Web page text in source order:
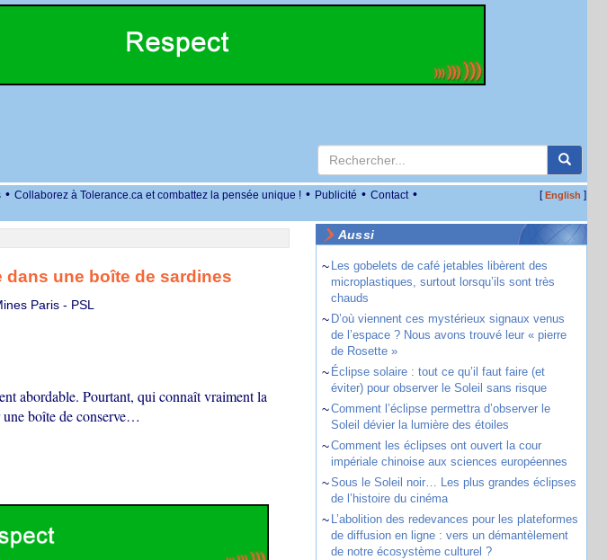
• Collaborez à Tolerance.ca et combattez la pensée unique ! • Publicité • Contact • [English ]
dans une boîte de sardines
Paris - PSL
abordable. Pourtant, qui connaît vraiment la
une boîte de conserve…
Aussi
~ Les gobelets de café jetables libèrent des
microplastiques, surtout lorsqu’ils sont très
chauds
~ D’où viennent ces mystérieux signaux venus
de l’espace ? Nous avons trouvé leur « pierre
de Rosette »
~ Éclipse solaire : tout ce qu’il faut faire (et
éviter) pour observer le Soleil sans risque
~Comment l’éclipse permettra d’observer le
Soleil dévier la lumière des étoiles
~Comment les éclipses ont ouvert la cour
impériale chinoise aux sciences européennes
~Sous le Soleil noir… Les plus grandes éclipses
de l’histoire du cinéma
~ L’abolition des redevances pour les plateformes
de diffusion en ligne : vers un démantèlement
de notre écosystème culturel ?